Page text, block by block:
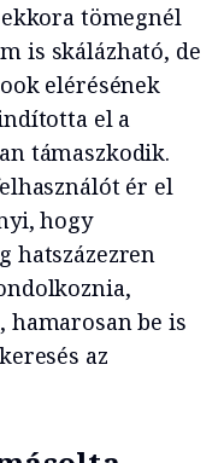
tömegnél
is skálázható, de
elérésének
el a
támaszkodik.
ér el
hogy
hatszázezren
hamarosan be is
az